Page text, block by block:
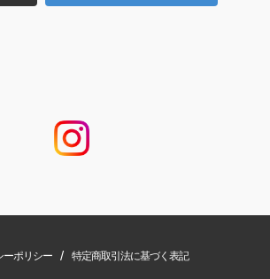
ーポリシー / 特定商取引法に基づく表記